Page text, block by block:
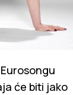
će biti jako